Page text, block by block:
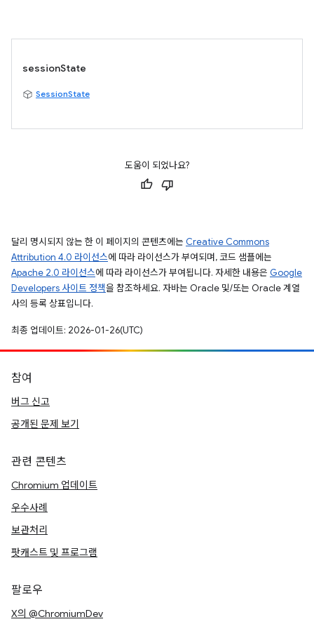
sessionState
SessionState
도움이 되었나요?
달리 명시되지 않는 한 이 페이지의 콘텐츠에는 Creative Commons
Attribution 4.0 라이선스에 따라 라이선스가 부여되며, 코드 샘플에는
Apache 2.0 라이선스에 따라 라이선스가 부여됩니다. 자세한 내용은 Google
Developers 사이트 정책을 참조하세요. 자바는 Oracle 및/또는 Oracle 계열
사의 등록 상표입니다.
최종 업데이트: 2026-01-26(UTC)
참여
버그 신고
공개된 문제 보기
관련 콘텐츠
Chromium 업데이트
우수사례
보관처리
팟캐스트 및 프로그램
팔로우
X의 @ChromiumDev